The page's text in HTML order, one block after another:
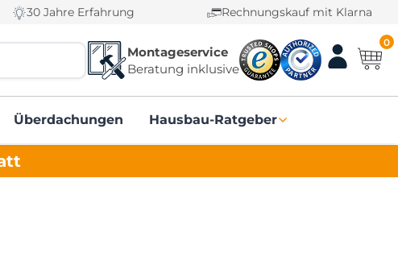
30 Jahre Erfahrung Rechnungskauf mit Klarna
Montageservice
Beratung inklusive
0
Überdachungen Hausbau-Ratgeber